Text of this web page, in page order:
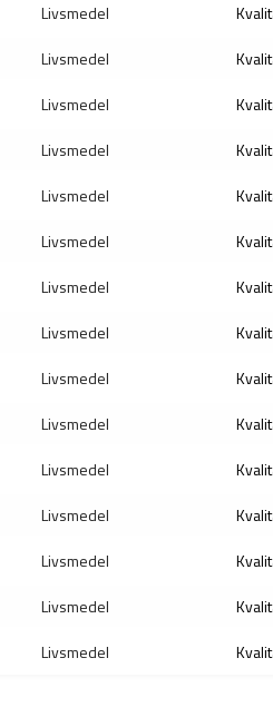
Livsmedel
Livsmedel
Livsmedel
Livsmedel
Livsmedel
Livsmedel
Livsmedel
Livsmedel
Livsmedel
Livsmedel
Livsmedel
Livsmedel
Livsmedel
Livsmedel
Livsmedel